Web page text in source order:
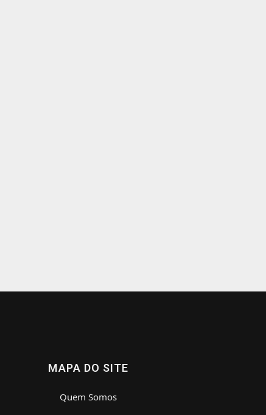
MAPA DO SITE
Quem Somos